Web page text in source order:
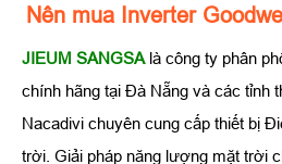
Nên mua Inverter
JIEUM SANGSAlà công ty phân
chính hãng tại Đà Nẵng và các tỉnh
Nacadivi chuyên cung cấp thiết bị
trời. Giải pháp năng lượng mặt trời